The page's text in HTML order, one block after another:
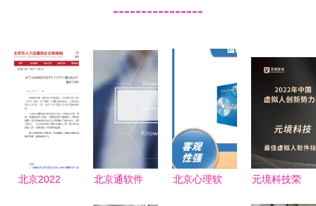
----------------
北京2022
北京通软件
北京心理软
元境科技荣